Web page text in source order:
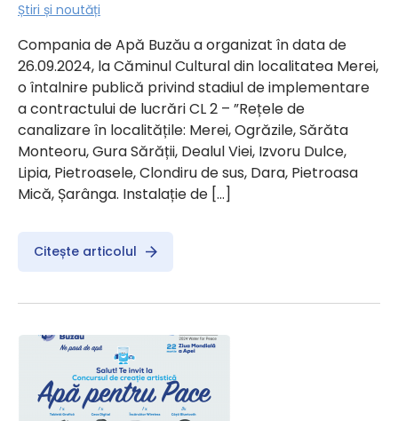
Știri și noutăți
Compania de Apă Buzău a organizat în data de
26.09.2024, la Căminul Cultural din localitatea Merei,
o întalnire publică privind stadiul de implementare
a contractului de lucrări CL 2 – ”Rețele de
canalizare în localitățile: Merei, Ogrăzile, Sărăta
Monteoru, Gura Sărății, Dealul Viei, Izvoru Dulce,
Lipia, Pietroasele, Clondiru de sus, Dara, Pietroasa
Mică, Șarânga. Instalație de […]
Citește articolul